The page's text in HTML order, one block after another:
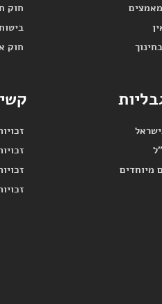
מאמצים
חוק
חוק
מיוחדים